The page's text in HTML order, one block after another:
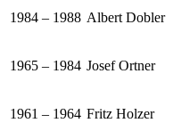
1984 – 1988 Albert Dobler
1965 – 1984 Josef Ortner
1961 – 1964 Fritz Holzer